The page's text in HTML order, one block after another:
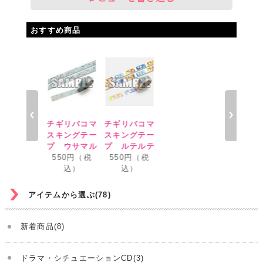
おすすめ商品
チギリバコマ
スキングテー
プ ウサマル
550円（税
込）
チギリバコマ
スキングテー
プ ルテルテ
550円（税
込）
アイテムから選ぶ(78)
新着商品(8)
ドラマ・シチュエーションCD(3)